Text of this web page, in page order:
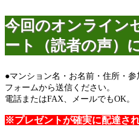
今回のオンライン
ート（読者の声）
●マンション名・お名前・住所・
フォームから送信ください。
電話またはFAX、メールでもOK。
※プレゼントが確実に配達さ